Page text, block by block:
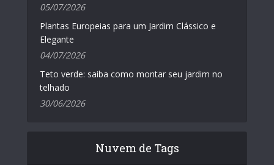
05/07/2026
Plantas Europeias para um Jardim Clássico e
Elegante
04/07/2026
Teto verde: saiba como montar seu jardim no
telhado
30/06/2026
Nuvem de Tags